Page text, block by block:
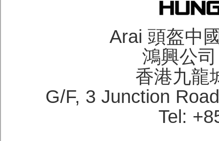
Arai 頭盔中
鴻興公
香港九龍
G/F, 3 Junction
Tel: